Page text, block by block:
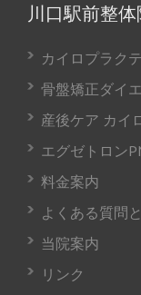
川口駅前整
カイロプラク
骨盤矯正ダイ
産後ケア カイ
エグゼトロン
料金案内
よくある質問
当院案内
リンク